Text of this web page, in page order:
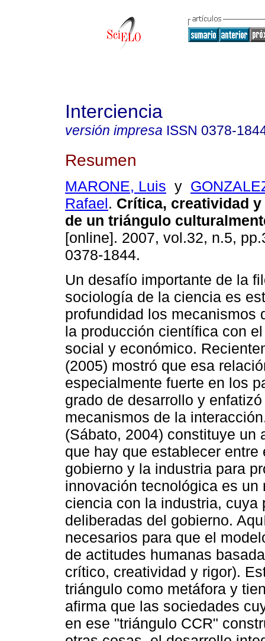
Interciencia
versión impresa ISSN 0378-
Resumen
MARONE, Luis y
Rafael. Crítica, creatividad
de un triángulo
[online]. 2007, vol.32, n.5,
0378-1844.
Un desafío importante de la
sociología de la ciencia es
profundidad los mecanismos
la producción científica con
social y económico.
(2005) mostró que esa
especialmente fuerte en los
grado de desarrollo y
mecanismos de la
(Sábato, 2004) constituye
que hay que establecer
gobierno y la industria para
innovación tecnológica es
ciencia con la industria, cuya
deliberadas del gobierno.
necesarios para que el
de actitudes humanas
crítico, creatividad y rigor).
triángulo como metáfora y
afirma que las sociedades
en ese "triángulo CCR"